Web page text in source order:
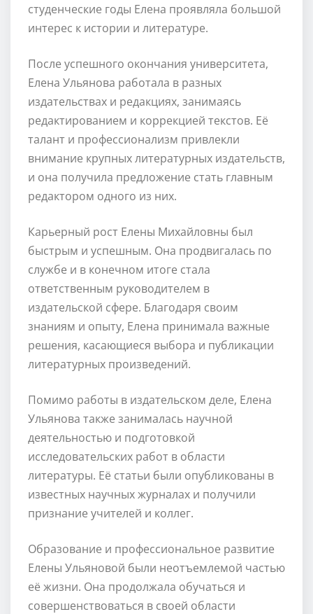
студенческие годы Елена проявляла большой
интерес к истории и литературе.
После успешного окончания университетa,
Елена Ульянова работала в разных
издательствах и редакциях, занимаясь
редактированием и коррекцией текстов. Её
талант и профессионализм привлекли
внимание крупных литературных издательств,
и она получила предложение стать главным
редактором одного из них.
Карьерный рост Елены Михайловны был
быстрым и успешным. Она продвигалась по
службе и в конечном итоге стала
ответственным руководителем в
издательской сфере. Благодаря своим
знаниям и опыту, Елена принимала важные
решения, касающиеся выбора и публикации
литературных произведений.
Помимо работы в издательском деле, Елена
Ульянова также занималась научной
деятельностью и подготовкой
исследовательских работ в области
литературы. Её статьи были опубликованы в
известных научных журналах и получили
признание учителей и коллег.
Образование и профессиональное развитие
Елены Ульяновой были неотъемлемой частью
её жизни. Она продолжала обучаться и
совершенствоваться в своей области